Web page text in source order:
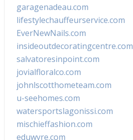
garagenadeau.com
lifestylechauffeurservice.com
EverNewNails.com
insideoutdecoratingcentre.com
salvatoresinpoint.com
jovialfloralco.com
johnlscotthometeam.com
u-seehomes.com
watersportslagonissi.com
mischieffashion.com
eduwyre.com